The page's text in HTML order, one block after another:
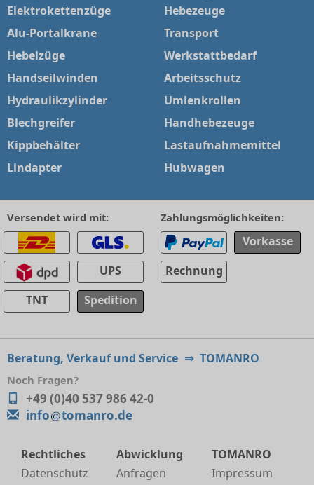
Elektrokettenzüge
Alu-Portalkrane
Hebelzüge
Handseilwinden
Hydraulikzylinder
Blechgreifer
Kippbehälter
Lindapter
Hebezeuge
Transport
Werkstattbedarf
Arbeitsschutz
Umlenkrollen
Handhebezeuge
Lastaufnahmemittel
Hubwagen
Versendet wird mit:
UPS
TNT
Spedition
Zahlungsmöglichkeiten:
Vorkasse
Rechnung
Beratung, Verkauf und Service ⇒ TOMANRO
Noch Fragen?
+49 (0)40 537 986 42-0
info
tomanro.de
Rechtliches
Datenschutz
Abwicklung
Anfragen
TOMANRO
Impressum